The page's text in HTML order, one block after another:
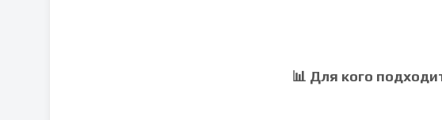
📊 Для кого